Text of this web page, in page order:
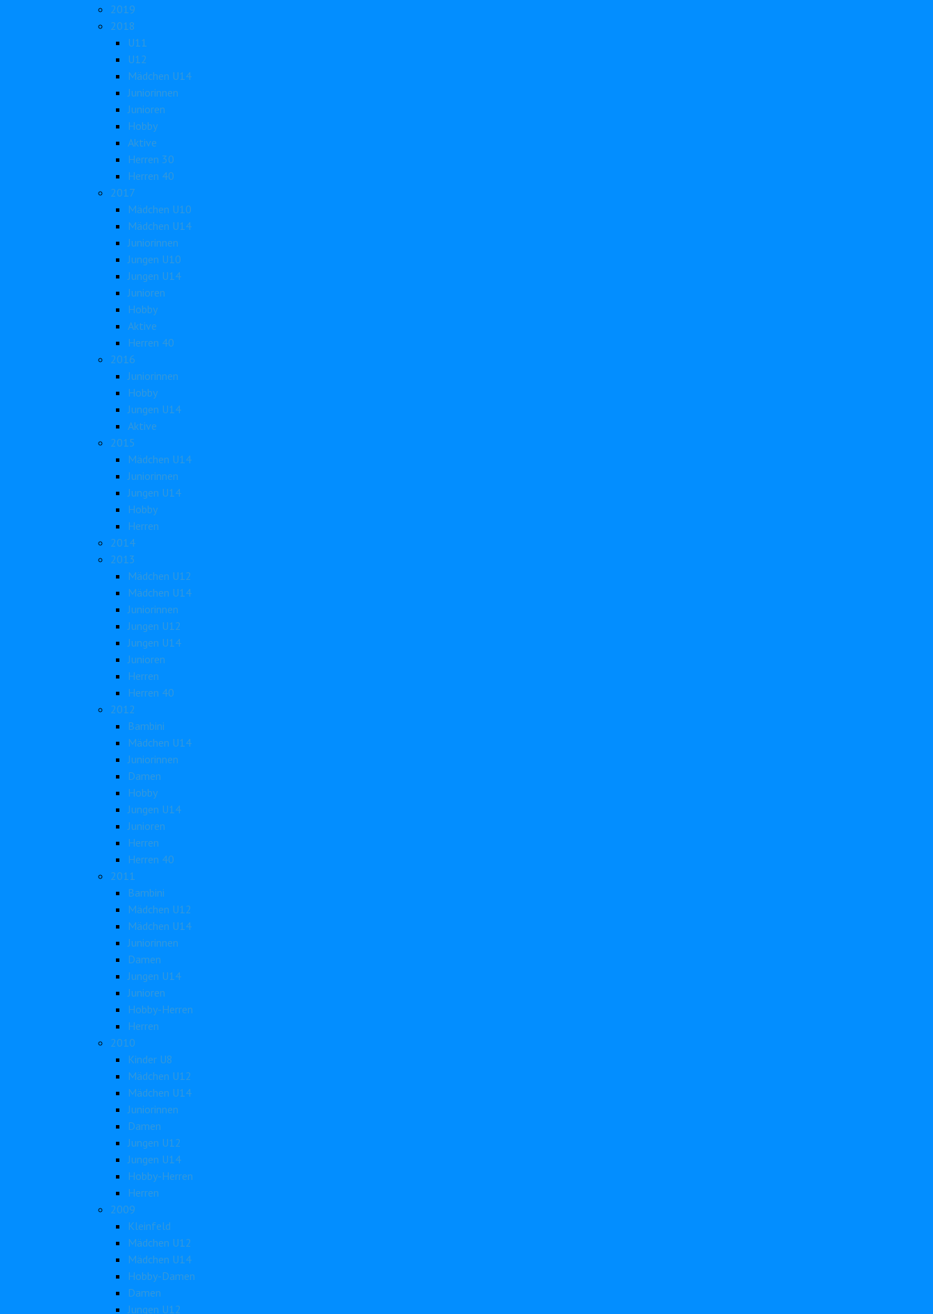
2019
2018
U11
U12
Mädchen U14
Juniorinnen
Junioren
Hobby
Aktive
Herren 30
Herren 40
2017
Mädchen U10
Mädchen U14
Juniorinnen
Jungen U10
Jungen U14
Junioren
Hobby
Aktive
Herren 40
2016
Juniorinnen
Hobby
Jungen U14
Aktive
2015
Mädchen U14
Juniorinnen
Jungen U14
Hobby
Herren
2014
2013
Mädchen U12
Mädchen U14
Juniorinnen
Jungen U12
Jungen U14
Junioren
Herren
Herren 40
2012
Bambini
Mädchen U14
Juniorinnen
Damen
Hobby
Jungen U14
Junioren
Herren
Herren 40
2011
Bambini
Mädchen U12
Mädchen U14
Juniorinnen
Damen
Jungen U14
Junioren
Hobby-Herren
Herren
2010
Kinder U8
Mädchen U12
Mädchen U14
Juniorinnen
Damen
Jungen U12
Jungen U14
Hobby-Herren
Herren
2009
Kleinfeld
Mädchen U12
Mädchen U14
Hobby-Damen
Damen
Jungen U12